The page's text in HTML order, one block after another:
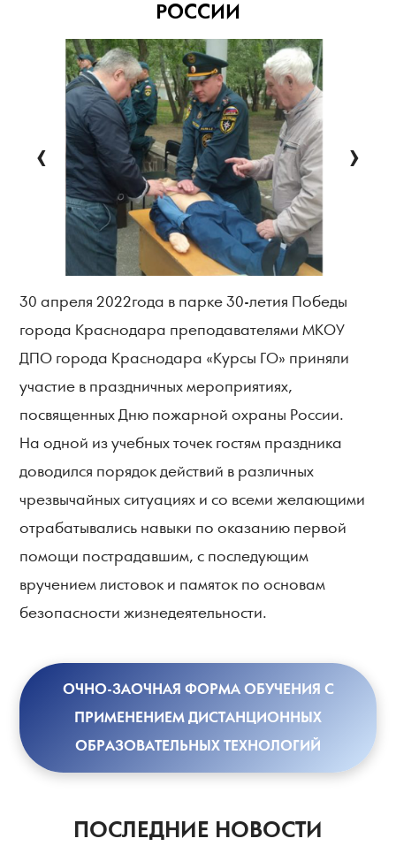
РОССИИ
‹ ›
30 апреля 2022года в парке 30-летия Победы
города Краснодара преподавателями МКОУ
ДПО города Краснодара «Курсы ГО» приняли
участие в праздничных мероприятиях,
посвященных Дню пожарной охраны России.
На одной из учебных точек гостям праздника
доводился порядок действий в различных
чрезвычайных ситуациях и со всеми желающими
отрабатывались навыки по оказанию первой
помощи пострадавшим, с последующим
вручением листовок и памяток по основам
безопасности жизнедеятельности.
ОЧНО-ЗАОЧНАЯ ФОРМА ОБУЧЕНИЯ С
ПРИМЕНЕНИЕМ ДИСТАНЦИОННЫХ
ОБРАЗОВАТЕЛЬНЫХ ТЕХНОЛОГИЙ
ПОСЛЕДНИЕ НОВОСТИ